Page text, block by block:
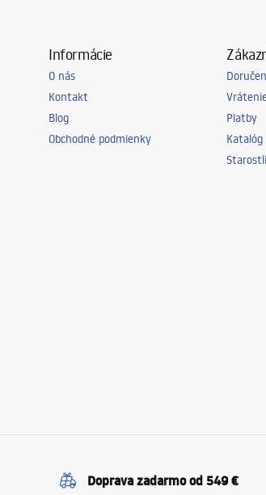
Informácie
O nás
Kontakt
Blog
Obchodné podmienky
Platby
Katalóg
Doprava zadarmo od 549 €